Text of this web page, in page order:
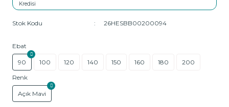
Stok Kodu 26HESBB00200094
Ebat
90 100 120 140 150 160 180
200
Renk
Açık Mavi